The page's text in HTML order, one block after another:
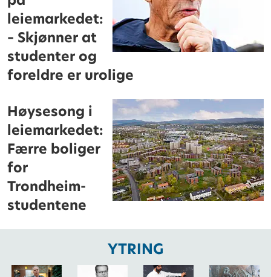
leiemarkedet:
– Skjønner at
studenter og
foreldre er urolige
Høysesong i
leiemarkedet:
Færre boliger
for
Trondheim-
studentene
YTRING